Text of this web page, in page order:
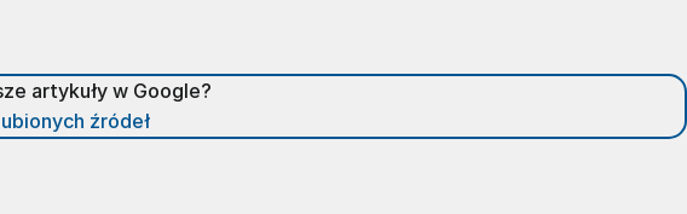
artykuły w Google?
źródeł